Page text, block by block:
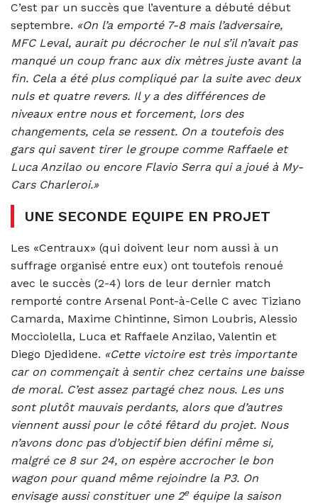
C’est par un succès que l’aventure a débuté début
septembre. «On l’a emporté 7-8 mais l’adversaire,
MFC Leval, aurait pu décrocher le nul s’il n’avait pas
manqué un coup franc aux dix mètres juste avant la
fin. Cela a été plus compliqué par la suite avec deux
nuls et quatre revers. Il y a des différences de
niveaux entre nous et forcement, lors des
changements, cela se ressent. On a toutefois des
gars qui savent tirer le groupe comme Raffaele et
Luca Anzilao ou encore Flavio Serra qui a joué à My-
Cars Charleroi.»
UNE SECONDE EQUIPE EN PROJET
Les «Centraux» (qui doivent leur nom aussi à un
suffrage organisé entre eux) ont toutefois renoué
avec le succès (2-4) lors de leur dernier match
remporté contre Arsenal Pont-à-Celle C avec Tiziano
Camarda, Maxime Chintinne, Simon Loubris, Alessio
Mocciolella, Luca et Raffaele Anzilao, Valentin et
Diego Djedidene. «Cette victoire est très importante
car on commençait à sentir chez certains une baisse
de moral. C’est assez partagé chez nous. Les uns
sont plutôt mauvais perdants, alors que d’autres
viennent aussi pour le côté fêtard du projet. Nous
n’avons donc pas d’objectif bien défini même si,
malgré ce 8 sur 24, on espère accrocher le bon
wagon pour quand même rejoindre la P3. On
envisage aussi constituer une 2eéquipe la saison